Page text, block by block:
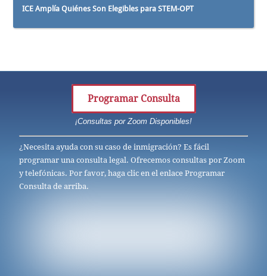
ICE Amplía Quiénes Son Elegibles para STEM-OPT
Programar Consulta
¡Consultas por Zoom Disponibles!
¿Necesita ayuda con su caso de inmigración? Es fácil
programar una consulta legal. Ofrecemos consultas por Zoom
y telefónicas. Por favor, haga clic en el enlace Programar
Consulta de arriba.